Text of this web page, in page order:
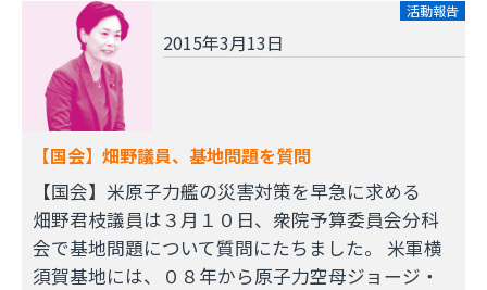
活動報告
2015年3月13日
【国会】畑野議員、基地問題を質問
【国会】米原子力艦の災害対策を早急に求める
畑野君枝議員は３月１０日、衆院予算委員会分科
会で基地問題について質問にたちました。 米軍横
須賀基地には、０８年から原子力空母ジョージ・